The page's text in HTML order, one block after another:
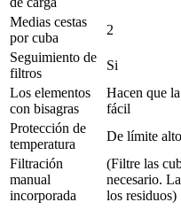
Medias cestas
por cuba
2
Seguimiento de
filtros
Si
Los elementos
con bisagras
Hacen que
fácil
Protección de
temperatura
De límite alto
Filtración
manual
incorporada
(Filtre las
necesario.
los residuos)